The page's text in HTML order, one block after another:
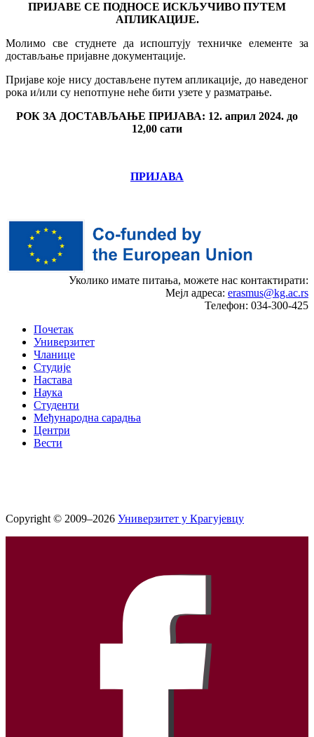
ПРИЈАВЕ СЕ ПОДНОСЕ ИСКЉУЧИВО ПУТЕМ
АПЛИКАЦИЈЕ.
Молимо све студнете да испоштују техничке елементе за
достављање пријавне документације.
Пријаве које нису достављене путем апликације, до наведеног
рока и/или су непотпуне неће бити узете у разматрање.
РОК ЗА ДОСТАВЉАЊЕ ПРИЈАВА: 12. април 2024. до
12,00 сати
ПРИЈАВА
Уколико имате питања, можете нас контактирати:
Мејл адреса: erasmus@kg.ac.rs
Телефон: 034-300-425
Почетак
Универзитет
Чланице
Студије
Настава
Наука
Студенти
Међународна сарадња
Центри
Вести
Copyright © 2009–2026 Универзитет у Крагујевцу